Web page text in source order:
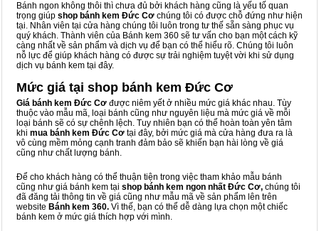
Bánh ngon không thôi thì chưa đủ bởi khách hàng cũng là yếu tố quan
trọng giúp shop bánh kem Đức Cơ chúng tôi có được chỗ đứng như hiện
tại. Nhân viên tại cửa hàng chúng tôi luôn trong tư thế sẵn sàng phục vụ
quý khách. Thành viên của Bánh kem 360 sẽ tư vấn cho bạn một cách kỹ
càng nhất về sản phẩm và dịch vụ để bạn có thể hiểu rõ. Chúng tôi luôn
nỗ lực để giúp khách hàng có được sự trải nghiệm tuyệt vời khi sử dụng
dịch vụ bánh kem tại đây.
Mức giá tại shop bánh kem Đức Cơ
Giá bánh kem Đức Cơ được niêm yết ở nhiều mức giá khác nhau. Tùy
thuộc vào mẫu mã, loại bánh cũng như nguyên liệu mà mức giá về mỗi
loại bánh sẽ có sự chênh lệch. Tuy nhiên bạn có thể hoàn toàn yên tâm
khi mua bánh kem Đức Cơ tại đây, bởi mức giá mà cửa hàng đưa ra là
vô cùng mềm mỏng cạnh tranh đảm bảo sẽ khiến bạn hài lòng về giá
cũng như chất lượng bánh.
Để cho khách hàng có thể thuận tiện trong việc tham khảo mẫu bánh
cũng như giá bánh kem tại shop bánh kem ngon nhất Đức Cơ, chúng tôi
đã đăng tải thông tin về giá cũng như mẫu mã về sản phẩm lên trên
website Bánh kem 360. Vì thế, bạn có thể dễ dàng lựa chọn một chiếc
bánh kem ở mức giá thích hợp với mình.